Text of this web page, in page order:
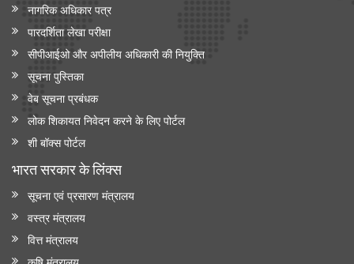
नागरिक अधिकार पत्र
पारदर्शिता लेखा परीक्षा
सीपीआईओ और अपी‍लीय अधिकारी की नियुक्ति
सूचना पुस्तिका
वेब सूचना प्रबंधक
लोक शिकायत निवेदन करने के लिए पोर्टल
शी बॉक्स पोर्टल
भारत सरकार के लिंक्‍स
सूचना एवं प्रसारण मंत्रालय
वस्त्र मंत्रालय
वित्त मंत्रालय